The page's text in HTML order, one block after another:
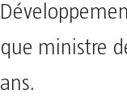
que ministre
ans.